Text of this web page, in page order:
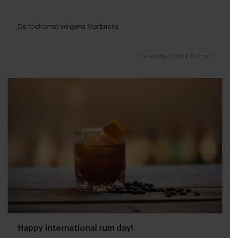
De toekomst volgens Starbucks
17 augustus 2019 2 min
Happy international rum day!